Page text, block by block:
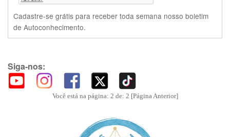
Cadastre-se grátis para receber toda semana nosso boletim
de Autoconhecimento.
Siga-nos:
Você está na página: 2 de: 2 [Página Anterior]